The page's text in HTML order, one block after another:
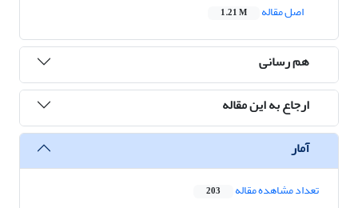
اصل مقاله
1.21 M
هم رسانی
ارجاع به این مقاله
آمار
تعداد مشاهده مقاله 203